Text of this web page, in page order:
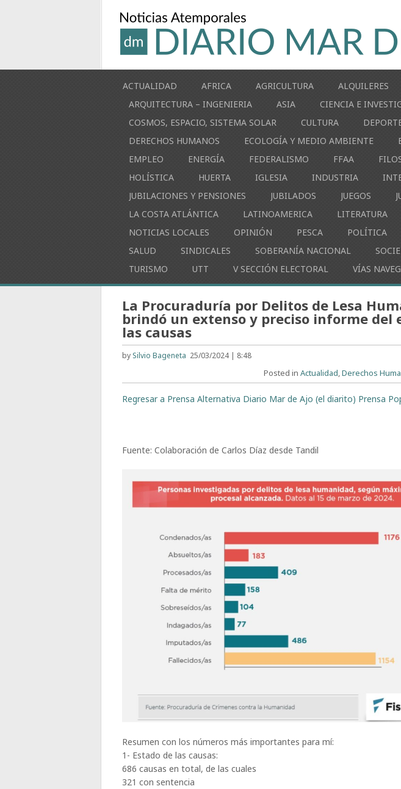
ACTUALIDAD AFRICA AGRICULTURA ALQUILERES
ARQUITECTURA – INGENIERIA
ASIA CIENCIA E
COSMOS, ESPACIO, SISTEMA SOLAR
CULTURA
DERECHOS HUMANOS
ECOLOGÍA Y MEDIO AMBIENTE
EMPLEO
ENERGÍA FEDERALISMO FFAA
HOLÍSTICA
HUERTA IGLESIA INDUSTRIA
JUBILACIONES Y PENSIONES
JUBILADOS JUEGOS
LA COSTA ATLÁNTICA
LATINOAMERICA LITERATURA
NOTICIAS LOCALES
OPINIÓN PESCA POLÍTICA
SALUD
SINDICALES SOBERANÍA NACIONAL
TURISMO
UTT V SECCIÓN ELECTORAL VÍAS
La Procuraduría por Delitos de Lesa
brindó un extenso y preciso informe del
las causas
by Silvio Bageneta 25/03/2024 | 8:48
Posted inActualidad,Derechos
Regresar a Prensa Alternativa Diario Mar de Ajo (el diarito) Prensa
Fuente: Colaboración de Carlos Díaz desde Tandil
Resumen con los números más importantes para mí:
1- Estado de las causas:
686 causas en total, de las cuales
321 con sentencia